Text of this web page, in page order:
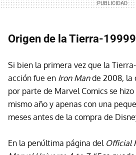
Origen de la Tierra-
Si bien la primera vez que la
acción fue en Iron Mande 2008, la
por parte de Marvel Comics se
mismo año y apenas con una
meses antes de la compra de
En la penúltima página del Official